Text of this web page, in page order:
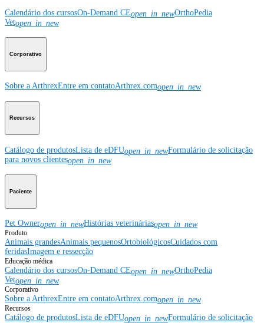
Calendário dos cursosOn-Demand CEopen_in_newOrthoPedia
Vetopen_in_new
Corporativo
Sobre a ArthrexEntre em contatoArthrex.comopen_in_new
Recursos
Catálogo de produtosLista de eDFUopen_in_newFormulário de solicitação
para novos clientesopen_in_new
Paciente
Pet Owneropen_in_newHistórias veterináriasopen_in_new
Produto
Animais grandesAnimais pequenosOrtobiológicosCuidados com
feridasImagem e ressecção
Educação médica
Calendário dos cursosOn-Demand CEopen_in_newOrthoPedia
Vetopen_in_new
Corporativo
Sobre a ArthrexEntre em contatoArthrex.comopen_in_new
Recursos
Catálogo de produtosLista de eDFUopen_in_newFormulário de solicitação